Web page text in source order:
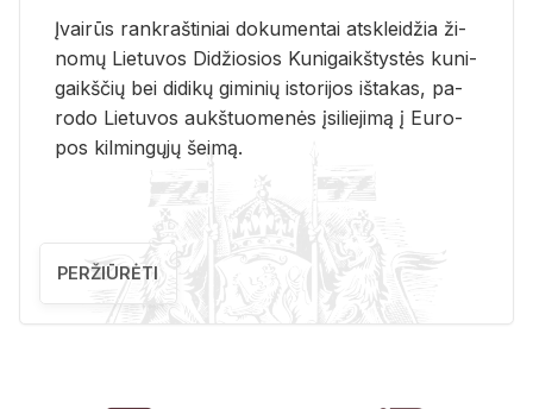
Įvai­rūs rank­raš­ti­niai do­ku­men­tai at­sklei­džia ži­
no­mų Lie­tu­vos Di­džio­sios Ku­ni­gaikš­tys­tės ku­ni­
gaikš­čių bei di­di­kų gi­mi­nių is­to­ri­jos iš­ta­kas, pa­
ro­do Lie­tu­vos aukš­tuo­me­nės įsi­lie­ji­mą į Eu­ro­
pos kil­min­gų­jų šei­mą.
PERŽIŪRĖTI